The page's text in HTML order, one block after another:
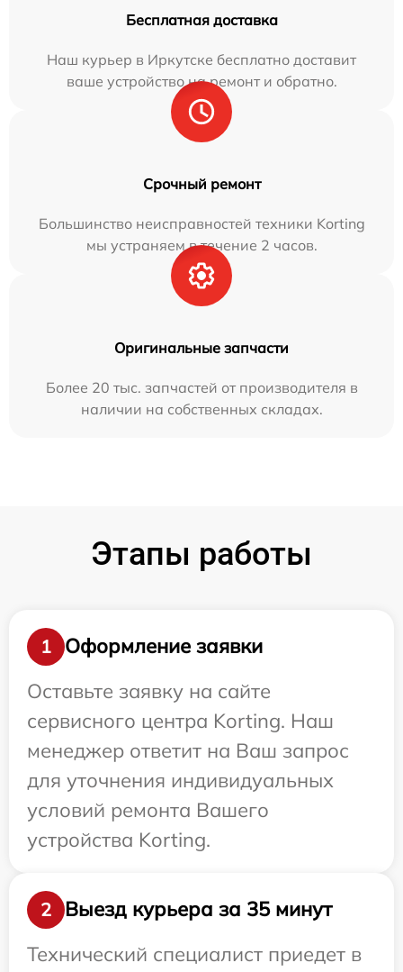
Бесплатная доставка
Наш курьер в Иркутске бесплатно доставит
ваше устройство на ремонт и обратно.
Срочный ремонт
Большинство неисправностей техники Korting
мы устраняем в течение 2 часов.
Оригинальные запчасти
Более 20 тыс. запчастей от производителя в
наличии на собственных складах.
Этапы работы
1
Оформление заявки
Оставьте заявку на сайте
сервисного центра Korting. Наш
менеджер ответит на Ваш запрос
для уточнения индивидуальных
условий ремонта Вашего
устройства Korting.
2
Выезд курьера за 35 минут
Технический специалист приедет в